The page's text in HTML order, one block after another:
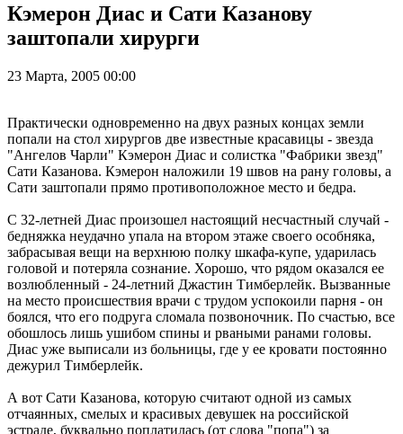
Кэмерон Диас и Сати Казанову
заштопали хирурги
23 Марта, 2005 00:00
Практически одновременно на двух разных концах земли
попали на стол хирургов две известные красавицы - звезда
"Ангелов Чарли" Кэмерон Диас и солистка "Фабрики звезд"
Сати Казанова. Кэмерон наложили 19 швов на рану головы, а
Сати заштопали прямо противоположное место и бедра.
С 32-летней Диас произошел настоящий несчастный случай -
бедняжка неудачно упала на втором этаже своего особняка,
забрасывая вещи на верхнюю полку шкафа-купе, ударилась
головой и потеряла сознание. Хорошо, что рядом оказался ее
возлюбленный - 24-летний Джастин Тимберлейк. Вызванные
на место проиcшествия врачи с трудом успокоили парня - он
боялся, что его подруга сломала позвоночник. По счастью, все
обошлось лишь ушибом спины и рваными ранами головы.
Диас уже выписали из больницы, где у ее кровати постоянно
дежурил Тимберлейк.
А вот Сати Казанова, которую считают одной из самых
отчаянных, смелых и красивых девушек на российской
эстраде, буквально поплатилась (от слова "попа") за